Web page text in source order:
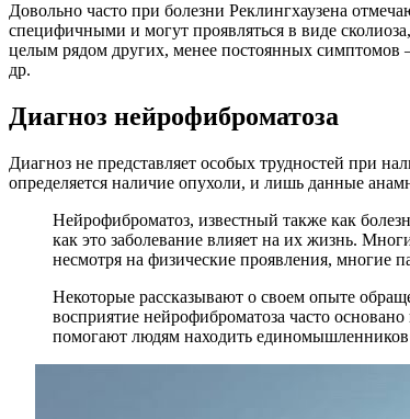
Довольно часто при болезни Реклингхаузена
специфичными и могут проявляться в виде
целым рядом других, менее постоянных симптомов
др.
Диагноз нейрофиброматоза
Диагноз не представляет особых трудностей при
определяется наличие опухоли, и лишь данные
Нейрофиброматоз, известный также как
как это заболевание влияет на их жизнь.
несмотря на физические проявления, многие
Некоторые рассказывают о своем опыте
восприятие нейрофиброматоза часто
помогают людям находить